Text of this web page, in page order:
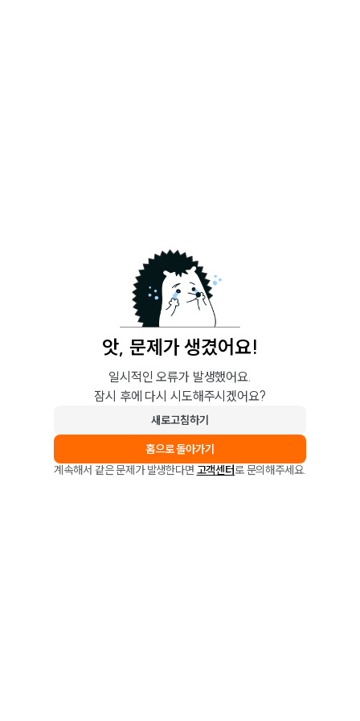
앗, 문제가 생겼어요!
일시적인 오류가 발생했어요.
잠시 후에 다시 시도해주시겠어요?
새로고침하기
홈으로 돌아가기
계속해서 같은 문제가 발생한다면 고객센터로 문의해주세요.